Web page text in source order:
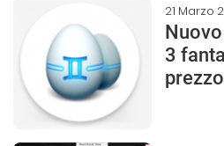
21 Marzo
3